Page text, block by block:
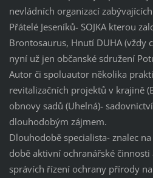
nevládních organizací
Přátelé Jeseníků- SOJKA kterou
Brontosaurus, Hnutí DUHA (vždy
nyní už jen občanské sdružení
Autor či spoluautor několika
revitalizačních projektů v krajině
obnovy sadů (Uhelná)-
dlouhodobým zájmem.
Dlouhodobě specialista- znalec na
době aktivní ochranářské činnosti
správích řízení ochrany přírody